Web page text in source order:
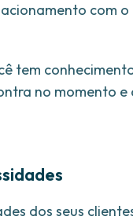
com
tem
no momento
dos seus